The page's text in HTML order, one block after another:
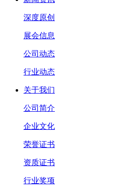
深度原创
展会信息
公司动态
行业动态
关于我们
公司简介
企业文化
荣誉证书
资质证书
行业奖项